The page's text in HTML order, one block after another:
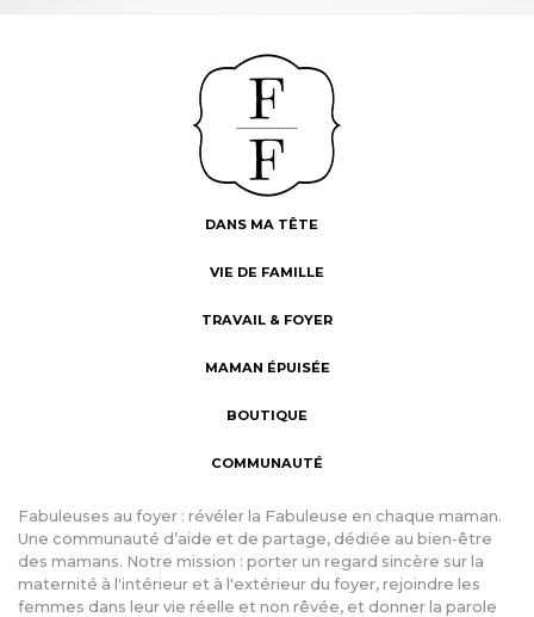
DANS MA TÊTE
VIE DE FAMILLE
TRAVAIL & FOYER
MAMAN ÉPUISÉE
BOUTIQUE
COMMUNAUTÉ
Fabuleuses au foyer : révéler la Fabuleuse en chaque maman.
Une communauté d’aide et de partage, dédiée au bien-être
des mamans. Notre mission : porter un regard sincère sur la
maternité à l'intérieur et à l'extérieur du foyer, rejoindre les
femmes dans leur vie réelle et non rêvée, et donner la parole